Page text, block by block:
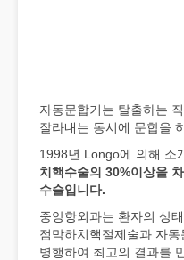
자동문합기는 탈출하는
잘라내는 동시에 문합을
1998년 Longo에 의해 소
치핵수술의 30%이상을
수술입니다.
중앙항외과는 환자의 상
점막하치핵절제술과 자
병행하여 최고의 결과를